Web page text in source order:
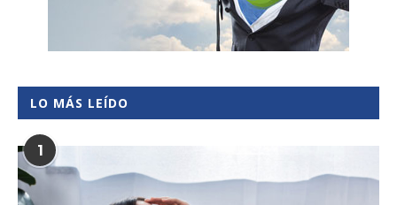
LO MÁS LEÍDO
1